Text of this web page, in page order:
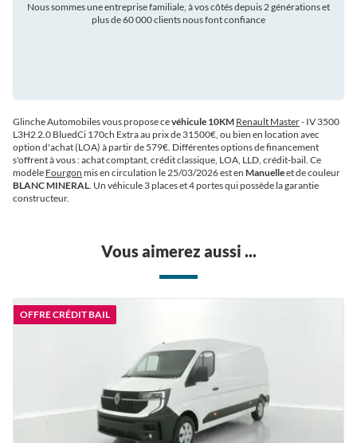
Nous sommes une entreprise familiale, à vos côtés depuis 2 générations et
plus de 60 000 clients nous font confiance
Glinche Automobiles vous propose cevéhicule 10KM Renault Master- IV 3500
L3H2 2.0 BluedCi 170ch Extra au prix de 31500€, ou bien en location avec
option d'achat (LOA) à partir de 579€. Différentes options de financement
s'offrent à vous : achat comptant, crédit classique, LOA, LLD, crédit-bail. Ce
modèle Fourgon mis en circulation le 25/03/2026 est en Manuelleet de couleur
BLANC MINERAL. Un véhicule 3 places et 4 portes qui possède la garantie
constructeur.
Vous aimerez aussi ...
OFFRE CRÉDIT BAIL